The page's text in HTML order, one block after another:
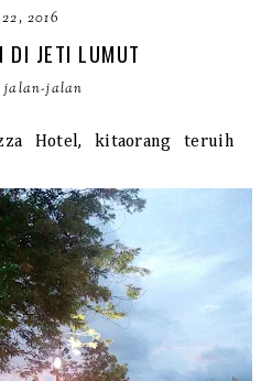
2016
DI JETI LUMUT
jalan-jalan
Hotel, kitaorang teruih